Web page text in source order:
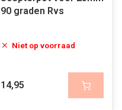
90 graden Rvs
Niet op voorraad
14,95